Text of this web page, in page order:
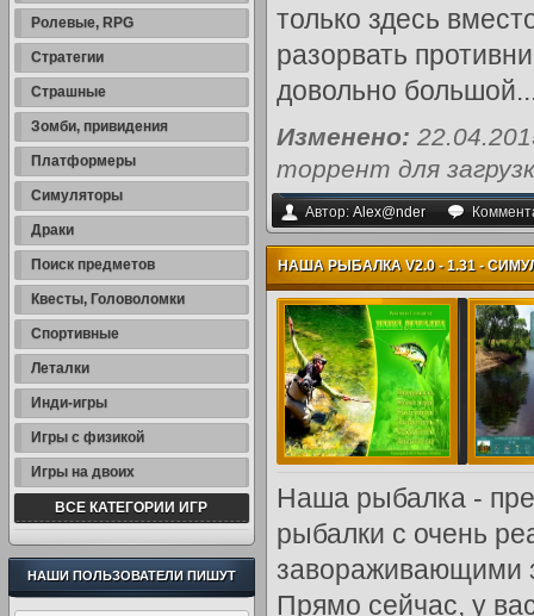
только здесь
разорвать
довольно
Изменено:
торрент для
Автор: Alex@nder
НАША РЫБАЛКА V2.0 - 1.31 -
Наша рыбалка -
рыбалки с очень
завораживающими
Прямо сейчас, у
Ролевые, RPG
Стратегии
Страшные
Зомби, привидения
Платформеры
Симуляторы
Драки
Поиск предметов
Квесты, Головоломки
Спортивные
Леталки
Инди-игры
Игры с физикой
Игры на двоих
ВСЕ КАТЕГОРИИ ИГР
НАШИ ПОЛЬЗОВАТЕЛИ ПИШУТ